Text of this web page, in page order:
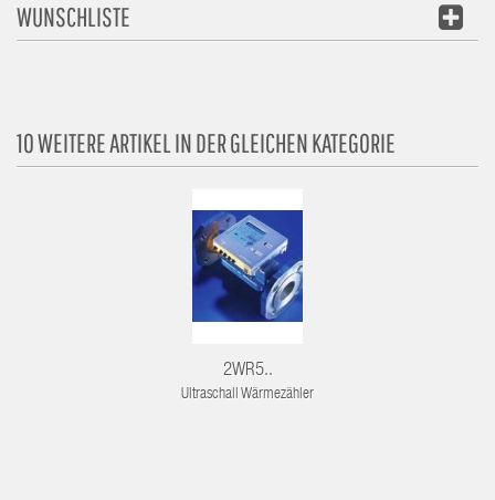
WUNSCHLISTE
10 WEITERE ARTIKEL IN DER GLEICHEN KATEGORIE
2WR5..
Ultraschall Wärmezähler